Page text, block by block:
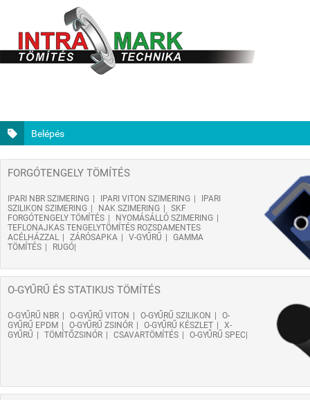
Belépés
FORGÓTENGELY TÖMÍTÉS
IPARI NBR SZIMERING IPARI VITON SZIMERING
IPARI
SZILIKON SZIMERING
NAK SZIMERING
SKF
FORGÓTENGELY TÖMÍTÉS
NYOMÁSÁLLÓ SZIMERING
TEFLONAJKAS TENGELYTÖMÍTÉS ROZSDAMENTES
ACÉLHÁZZAL
ZÁRÓSAPKA V-GYŰRŰ
GAMMA
TÖMÍTÉS
RUGÓ
O-GYŰRŰ ÉS STATIKUS TÖMÍTÉS
O-GYŰRŰ NBR O-GYŰRŰ VITON O-GYŰRŰ SZILIKON
O-
GYŰRŰ EPDM
O-GYŰRŰ ZSINÓR O-GYŰRŰ KÉSZLET
X-
GYŰRŰ
TÖMÍTŐZSINÓR CSAVARTÖMÍTÉS O-GYŰRŰ SPEC